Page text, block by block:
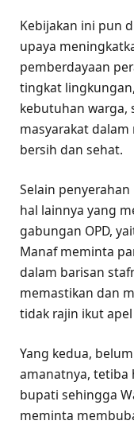
Kebijakan ini pun
upaya
pemberdayaan
tingkat
kebutuhan warga,
masyarakat
bersih dan sehat.
Selain
hal lainnya yang
gabungan OPD,
Manaf meminta
dalam barisan
memastikan dan
tidak rajin ikut
Yang kedua,
amanatnya, tetiba
bupati sehingga
meminta